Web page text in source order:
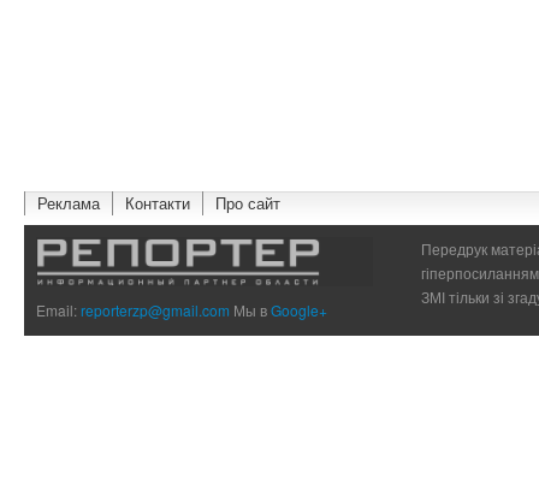
Реклама Контакти Про сайт
Email:reporterzp@gmail.com Мы вGoogle+
Передрук
ЗМІ тільки зі